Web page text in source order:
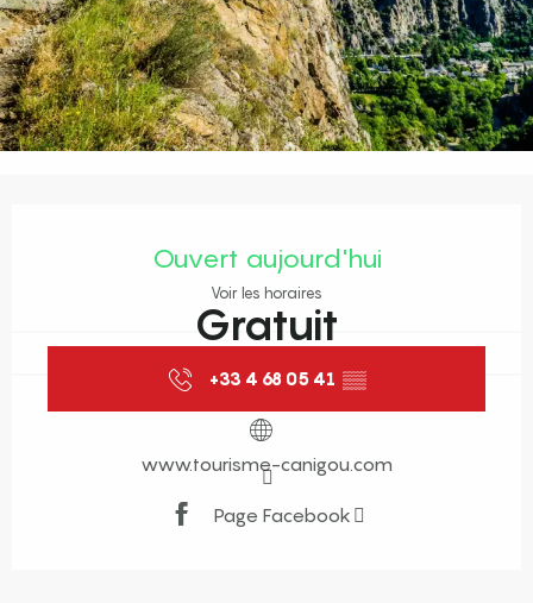
Ouvert aujourd'hui
Voir les horaires
Gratuit
+33 4 68 05 41 ▒▒
www.tourisme-canigou.com
Page Facebook